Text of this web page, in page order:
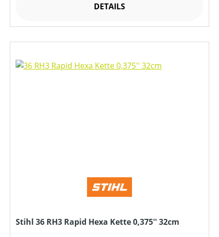
DETAILS
Stihl 36 RH3 Rapid Hexa Kette 0,375'' 32cm